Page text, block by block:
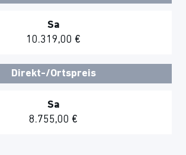
Sa
10.319,00 €
Direkt-/Ortspreis
Sa
8.755,00 €